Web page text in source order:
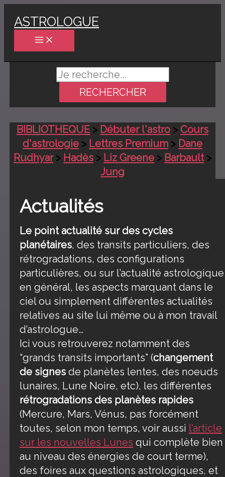
au
contenu
ASTROLOGUE
Rechercher :
BIBLIOTHEQUE > Débuter l'astro > Cours
d'astrologie > Lettres Premium > Dane
Rudhyar> Hadès > Liz Greene > Barbault>
Jung
Actualités
Le point actualité sur des cycles
planétaires, des transits particuliers, des
rétrogradations, des configurations
particulières, ou sur l’actualité astrologique
en général, les aspects marquant dans le
ciel ou simplement différentes actualités
relatives au site lui même ou à mon travail
d’astrologue…
Ici vous retrouverez notamment des
“grands transits importants” (changement
de signesde planètes lentes, des noeuds
lunaires, Lune Noire, etc), les différentes
rétrogradations des planètes rapides
(Mercure, Mars, Vénus, pas forcément
toutes, selon mon temps, voir aussi l’article
sur les nouvelles Lunes qui complète bien
au niveau des énergies de court terme),
des foires aux questions astrologiques, et